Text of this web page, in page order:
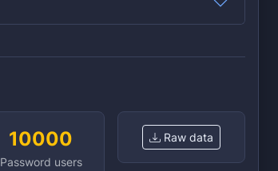
10000
Password users
Raw data